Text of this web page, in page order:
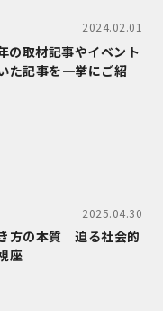
2024.02.01
の取材記事やイベント
た記事を一挙にご紹
2025.04.30
方の本質 迫る社会的
座